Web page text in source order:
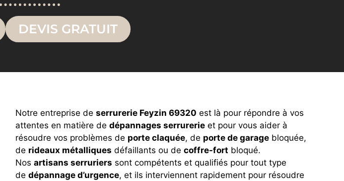
DEVIS GRATUIT
Notre entreprise de serrurerie Feyzin 69320 est là pour répondre à vos
attentes en matière de dépannages serrurerie et pour vous aider à
résoudre vos problèmes de porte claquée, de porte de garage bloquée,
de rideaux métalliques défaillants ou de coffre-fort bloqué.
Nos artisans serruriers sont compétents et qualifiés pour tout type
de dépannage d’urgence, et ils interviennent rapidement pour résoudre